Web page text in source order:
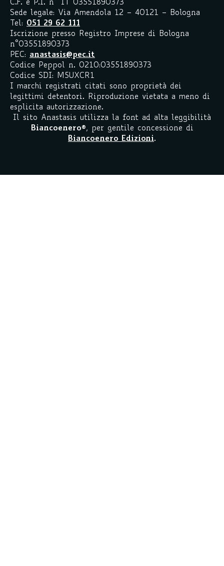
C.F. e P.I. n° IT 03551890373
Sede legale: Via Amendola 12 – 40121 – Bologna
Tel: 051 29 62 111
Iscrizione presso Registro Imprese di Bologna
n°03551890373
PEC: anastasis@pec.it
Codice Peppol n. 0210:03551890373
Codice SDI: M5UXCR1
I marchi registrati citati sono proprietà dei
legittimi detentori. Riproduzione vietata a meno di
esplicita autorizzazione.
Il sito Anastasis utilizza la font ad alta leggibilità
Biancoenero®, per gentile concessione di
Biancoenero Edizioni.